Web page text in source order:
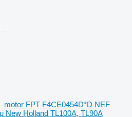
motor FPT F4CE0454D*D NEF
New Holland TL100A, TL90A